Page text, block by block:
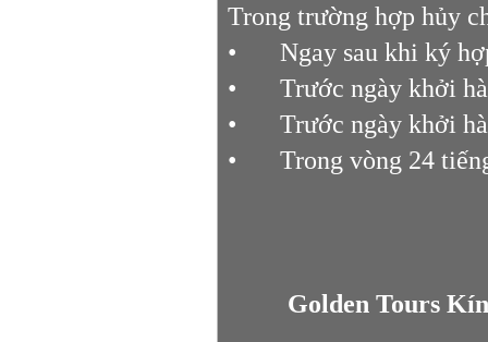
Trong trường hợp hủy
•
Ngay sau khi ký
•
Trước ngày khởi
•
Trước ngày khởi
•
Trong vòng 24
Golden Tours